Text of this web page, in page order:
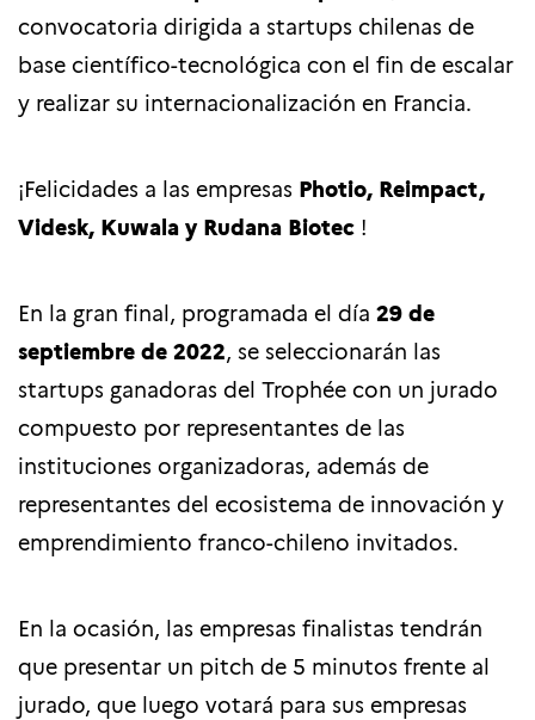
convocatoria dirigida a startups chilenas de
base científico-tecnológica con el fin de escalar
y realizar su internacionalización en Francia.
¡Felicidades a las empresas Photio, Reimpact,
Videsk, Kuwala y Rudana Biotec !
En la gran final, programada el día 29 de
septiembre de 2022, se seleccionarán las
startups ganadoras del Trophée con un jurado
compuesto por representantes de las
instituciones organizadoras, además de
representantes del ecosistema de innovación y
emprendimiento franco-chileno invitados.
En la ocasión, las empresas finalistas tendrán
que presentar un pitch de 5 minutos frente al
jurado, que luego votará para sus empresas